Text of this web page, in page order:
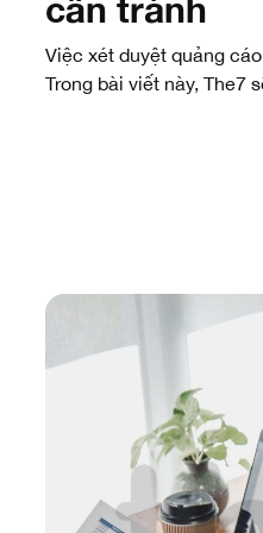
cần tránh
Việc xét duyệt quảng
Trong bài viết này, The7